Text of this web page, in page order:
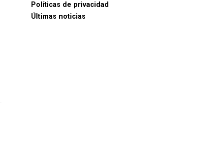
Políticas de privacidad
Últimas noticias